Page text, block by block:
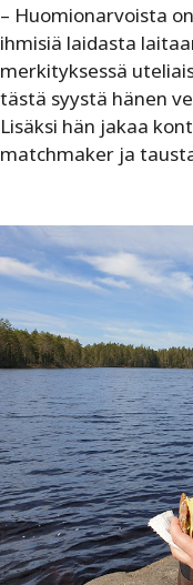
– Huomionarvoista
ihmisiä laidasta
merkityksessä
tästä syystä hänen
Lisäksi hän jakaa
matchmaker ja